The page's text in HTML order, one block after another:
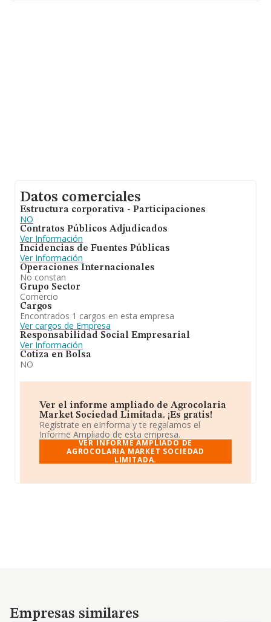
Datos comerciales
Estructura corporativa - Participaciones
NO
Contratos Públicos Adjudicados
Ver Información
Incidencias de Fuentes Públicas
Ver Información
Operaciones Internacionales
No constan
Grupo Sector
Comercio
Cargos
Encontrados 1 cargos en esta empresa
Ver cargos de Empresa
Responsabilidad Social Empresarial
Ver Información
Cotiza en Bolsa
NO
Ver el informe ampliado de Agrocolaria
Market Sociedad Limitada. ¡Es gratis!
Regístrate en eInforma y te regalamos el
Informe Ampliado de esta empresa.
VER INFORME AMPLIADO DE
AGROCOLARIA MARKET SOCIEDAD
LIMITADA.
Empresas similares
Empresas similares